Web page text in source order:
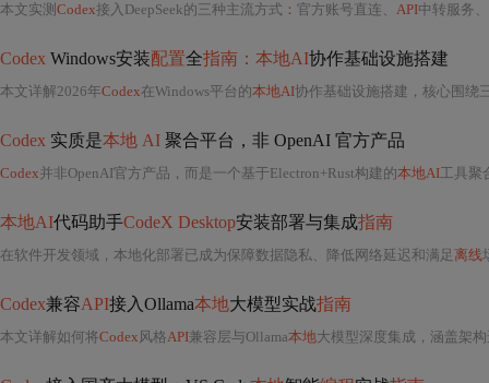
本文实测 Codex接入DeepSeek的三种主流方式 ： 官方账号直连、 API中转服务、
Codex Windows安装配置全指南：本地AI协作基础设施搭建
本文详解2026年Codex在Windows平台的本地AI协作基础设施搭建，核心围绕
Codex 实质是本地 AI 聚合平台，非 OpenAI 官方产品
Codex并非OpenAI官方产品，而是一个基于Electron+Rust构建的本地AI工具聚合平台，核心功能包括
本地AI代码助手CodeX Desktop安装部署与集成指南
在软件开发领域，本地化部署已成为保障数据隐私、降低网络延迟和满足离线
Codex兼容API接入Ollama本地大模型实战指南
本文详解如何将Codex 风格API兼容层与Ollama本地大模型深度集成，涵盖架构选型（弃用LangChain/Llama.cpp/